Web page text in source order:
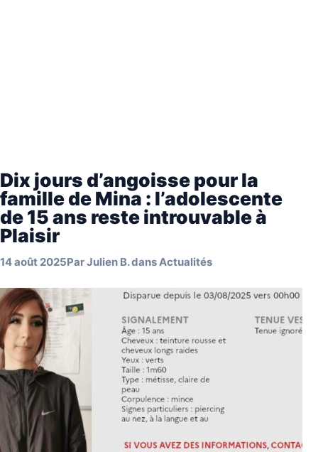
Dix jours d’angoisse pour la
famille de Mina : l’adolescente
de 15 ans reste introuvable à
Plaisir
14 août 2025ParJulien B.dansActualités